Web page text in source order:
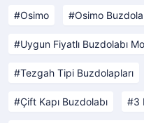
Osimo Osimo
Uygun Fiyatlı Buzdolabı
Tezgah Tipi Buzdolapları
Çift Kapı Buzdolabı 3